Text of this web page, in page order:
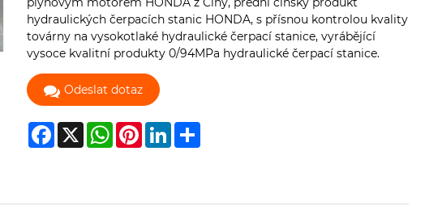
hydraulických čerpacích stanic HONDA, s přísnou kontrolou kvality
továrny na vysokotlaké hydraulické čerpací stanice, vyrábějící
vysoce kvalitní produkty 0/94MPa hydraulické čerpací stanice.
Odeslat dotaz
Facebook
X WhatsApp
PinterestLinkedInShare